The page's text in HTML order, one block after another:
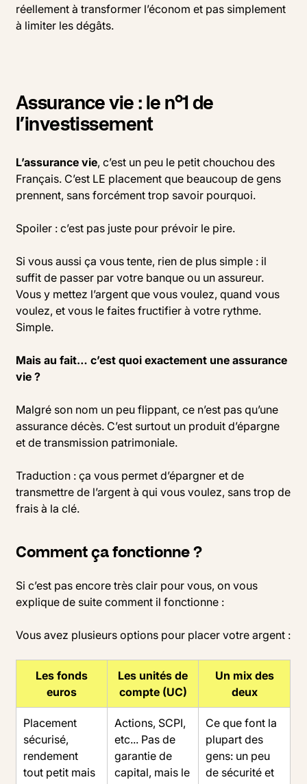
réellement à transformer l’économ et pas simplement
à limiter les dégâts.
Assurance vie : le n°1 de
l’investissement
L’assurance vie, c’est un peu le petit chouchou des
Français. C’est LE placement que beaucoup de gens
prennent, sans forcément trop savoir pourquoi.
Spoiler : c’est pas juste pour prévoir le pire.
Si vous aussi ça vous tente, rien de plus simple : il
suffit de passer par votre banque ou un assureur.
Vous y mettez l’argent que vous voulez, quand vous
voulez, et vous le faites fructifier à votre rythme.
Simple.
Mais au fait… c’est quoi exactement une assurance
vie ?
Malgré son nom un peu flippant, ce n’est pas qu’une
assurance décès. C’est surtout un produit d’épargne
et de transmission patrimoniale.
Traduction : ça vous permet d’épargner et de
transmettre de l’argent à qui vous voulez, sans trop de
frais à la clé.
Comment ça fonctionne ?
Si c’est pas encore très clair pour vous, on vous
explique de suite comment il fonctionne :
Vous avez plusieurs options pour placer votre argent :
Les fonds
euros
Les unités de
compte (UC)
Un mix des
deux
Placement
sécurisé,
rendement
tout petit mais
Actions, SCPI,
etc... Pas de
garantie de
capital, mais le
Ce que font la
plupart des
gens: un peu
de sécurité et